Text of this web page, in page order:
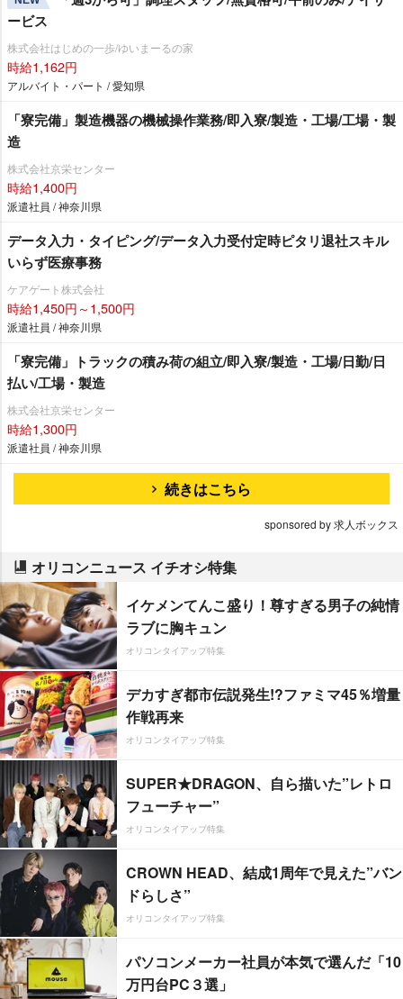
ービス
株式会社はじめの一歩/ゆいまーるの家
時給1,162円
アルバイト・パート / 愛知県
「寮完備」製造機器の機械操作業務/即入寮/製造・工場/工場・製
造
株式会社京栄センター
時給1,400円
派遣社員 / 神奈川県
データ入力・タイピング/データ入力受付定時ピタリ退社スキル
いらず医療事務
ケアゲート株式会社
時給1,450円～1,500円
派遣社員 / 神奈川県
「寮完備」トラックの積み荷の組立/即入寮/製造・工場/日勤/日
払い/工場・製造
株式会社京栄センター
時給1,300円
派遣社員 / 神奈川県
続きはこちら
sponsored by 求人ボックス
オリコンニュース イチオシ特集
イケメンてんこ盛り！尊すぎる男子の純情
ラブに胸キュン
オリコンタイアップ特集
デカすぎ都市伝説発生!?ファミマ45％増量
作戦再来
オリコンタイアップ特集
SUPER★DRAGON、自ら描いた”レトロ
フューチャー”
オリコンタイアップ特集
CROWN HEAD、結成1周年で見えた”バン
ドらしさ”
オリコンタイアップ特集
パソコンメーカー社員が本気で選んだ「10
万円台PC３選」